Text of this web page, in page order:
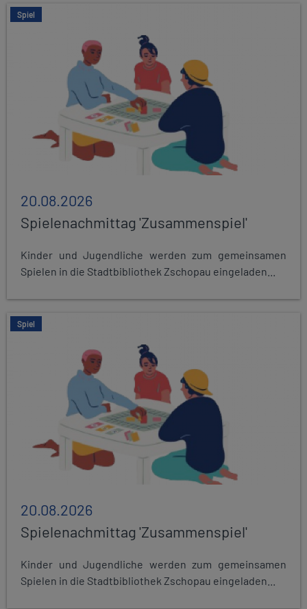
Spiel
20.08.2026
Spielenachmittag 'Zusammenspiel'
Kinder und Jugendliche werden zum gemeinsamen
Spielen in die Stadtbibliothek Zschopau eingeladen...
Spiel
20.08.2026
Spielenachmittag 'Zusammenspiel'
Kinder und Jugendliche werden zum gemeinsamen
Spielen in die Stadtbibliothek Zschopau eingeladen...